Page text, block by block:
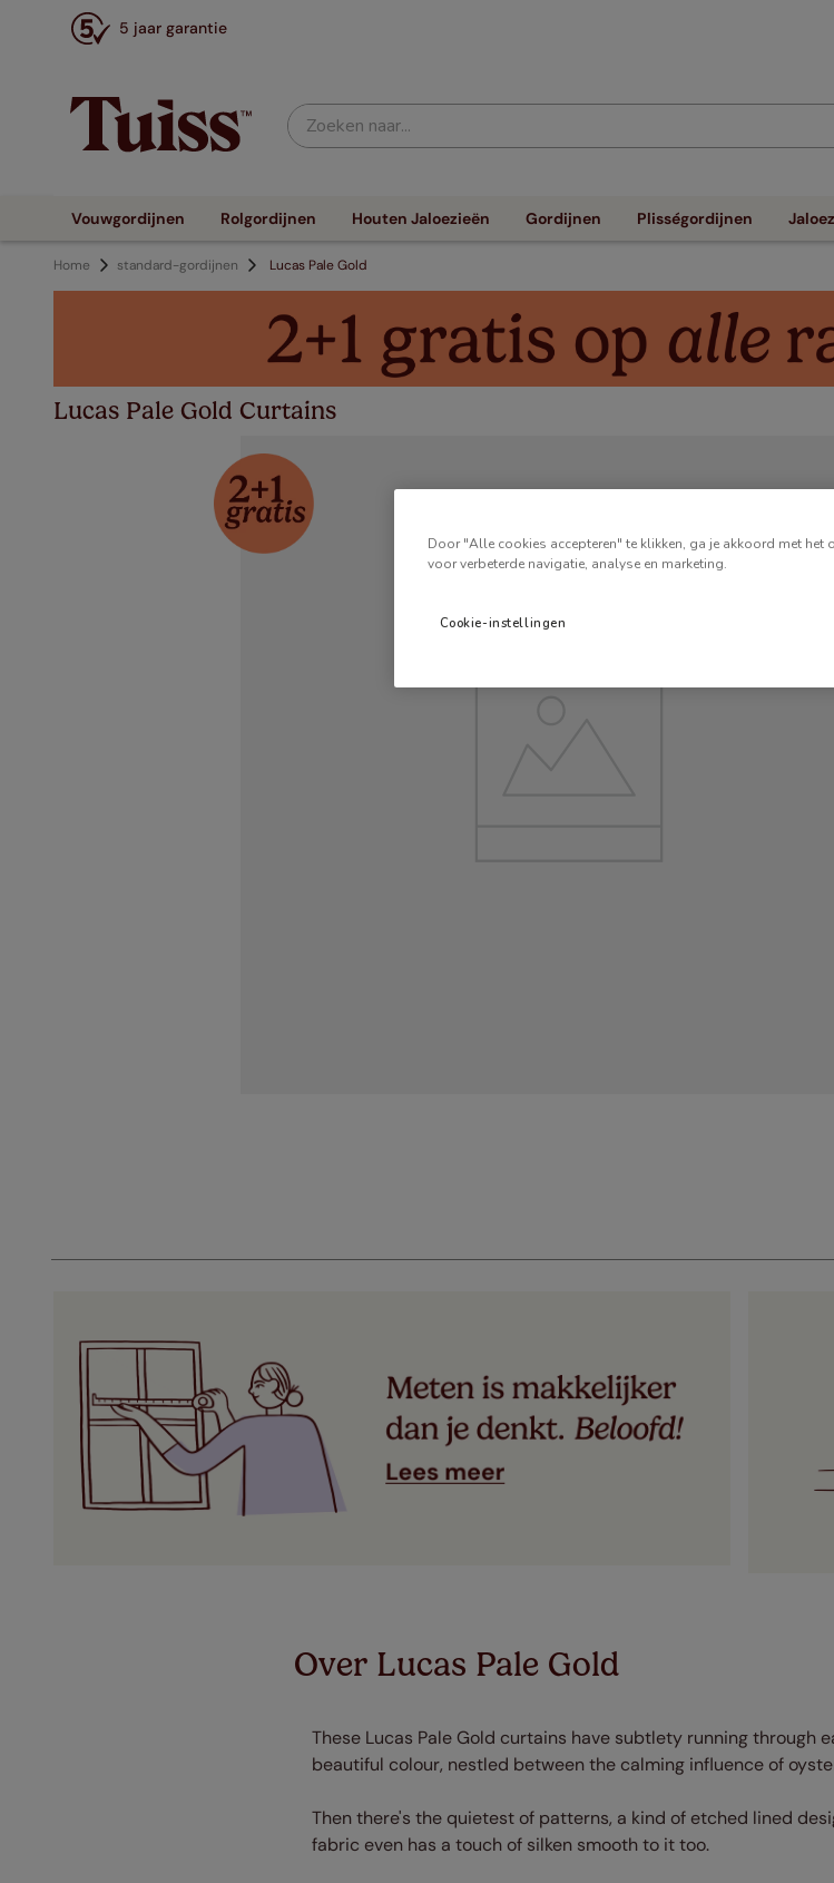
5 jaar garantie
Zoeken naar...
Vouwgordijnen Rolgordijnen Houten Jaloezieën Gordijnen Plisségordijnen
Home standard-gordijnen Lucas Pale Gold
Lucas Pale Gold Curtains
Over Lucas Pale Gold
These Lucas Pale Gold curtains have subtlety running through
beautiful colour, nestled between the calming influence of
Then there's the quietest of patterns, a kind of etched lined
fabric even has a touch of silken smooth to it too.
Door "Alle cookies accepteren" te klikken, ga je akkoord met
voor verbeterde navigatie, analyse en marketing.
Cookie-instellingen